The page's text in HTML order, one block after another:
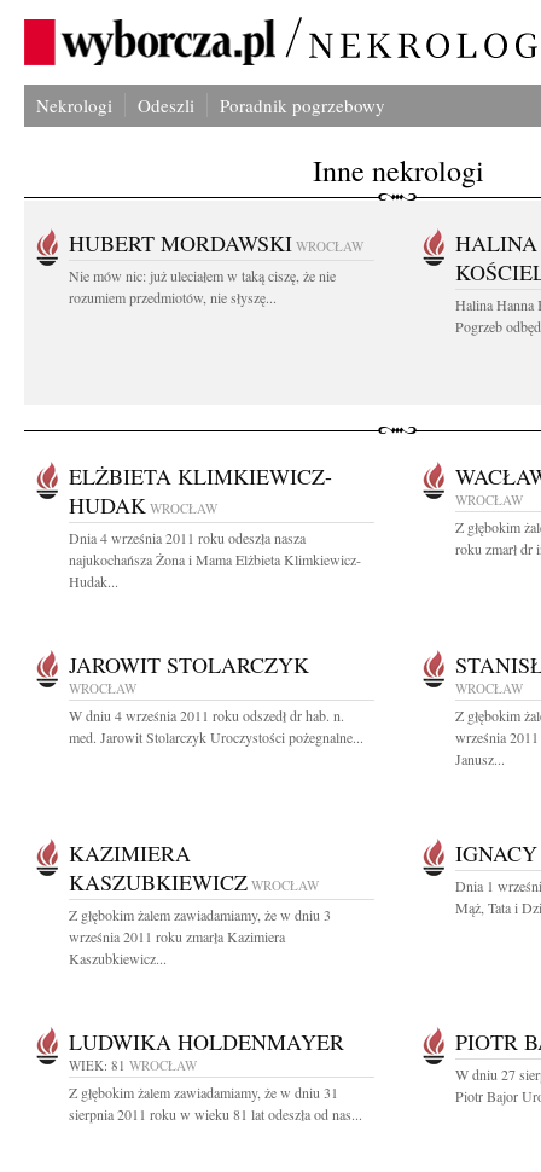
Nekrologi Odeszli Poradnik pogrzebowy
Inne nekrologi
HUBERT MORDAWSKI WROCŁAW
Nie mów nic: już uleciałem w taką ciszę, że nie
rozumiem przedmiotów, nie słyszę...
Halina Hanna
Pogrzeb
ELŻBIETA KLIMKIEWICZ-
HUDAK WROCŁAW
Dnia 4 września 2011 roku odeszła nasza
najukochańsza Żona i Mama Elżbieta Klimkiewicz-
Hudak...
WROCŁAW
Z głębokim
roku zmarł dr
JAROWIT STOLARCZYK
WROCŁAW
W dniu 4 września 2011 roku odszedł dr hab. n.
med. Jarowit Stolarczyk Uroczystości pożegnalne...
WROCŁAW
Z głębokim
września 2011
Janusz...
KAZIMIERA
KASZUBKIEWICZ WROCŁAW
Z głębokim żalem zawiadamiamy, że w dniu 3
września 2011 roku zmarła Kazimiera
Kaszubkiewicz...
Dnia 1
Mąż, Tata i
LUDWIKA HOLDENMAYER
WIEK: 81 WROCŁAW
Z głębokim żalem zawiadamiamy, że w dniu 31
sierpnia 2011 roku w wieku 81 lat odeszła od nas...
PIOTR
W dniu 27
Piotr Bajor